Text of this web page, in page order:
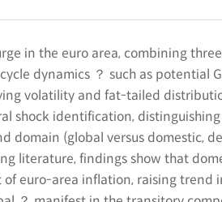
in the euro area, combining
dynamics ？ such as potential
volatility and fat-tailed
shock identification, distinguishing
domain (global versus domestic,
literature, findings show that
euro-area inflation, raising trend